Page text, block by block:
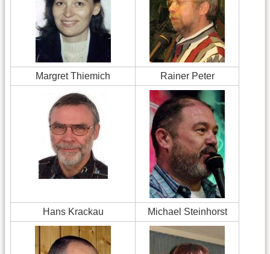
Margret Thiemich Rainer Peter
Hans Krackau Michael Steinhorst